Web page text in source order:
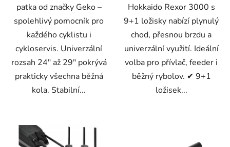
patka od značky Geko –
spolehlivý pomocník pro
každého cyklistu i
cykloservis. Univerzální
rozsah 24" až 29" pokrývá
prakticky všechna běžná
kola. Stabilní...
Hokkaido Rexor 3000 s
9+1 ložisky nabízí plynulý
chod, přesnou brzdu a
univerzální využití. Ideální
volba pro přívlač, feeder i
běžný rybolov. ✔ 9+1
ložisek...